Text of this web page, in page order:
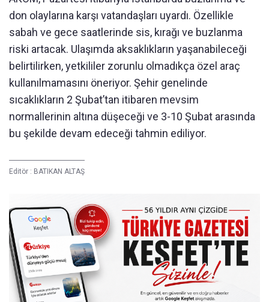
don olaylarına karşı vatandaşları uyardı. Özellikle
sabah ve gece saatlerinde sis, kırağı ve buzlanma
riski artacak. Ulaşımda aksaklıkların yaşanabileceği
belirtilirken, yetkililer zorunlu olmadıkça özel araç
kullanılmamasını öneriyor. Şehir genelinde
sıcaklıkların 2 Şubat’tan itibaren mevsim
normallerinin altına düşeceği ve 3-10 Şubat arasında
bu şekilde devam edeceği tahmin ediliyor.
Editör : BATIKAN ALTAŞ